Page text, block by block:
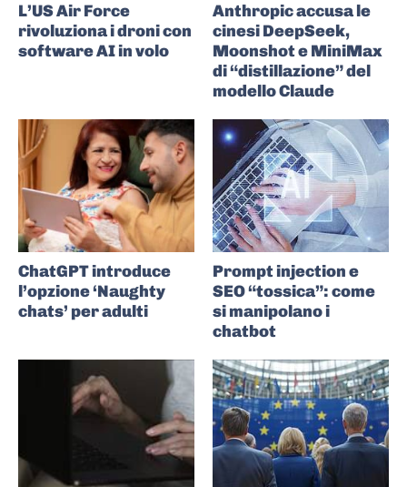
L’US Air Force
rivoluziona i droni con
software AI in volo
Anthropic accusa le
cinesi DeepSeek,
Moonshot e MiniMax
di “distillazione” del
modello Claude
ChatGPT introduce
l’opzione ‘Naughty
chats’ per adulti
Prompt injection e
SEO “tossica”: come
si manipolano i
chatbot